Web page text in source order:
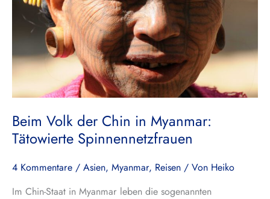
Beim Volk der Chin in Myanmar:
Tätowierte Spinnennetzfrauen
4 Kommentare / Asien, Myanmar, Reisen / Von Heiko
Im Chin-Staat in Myanmar leben die sogenannten